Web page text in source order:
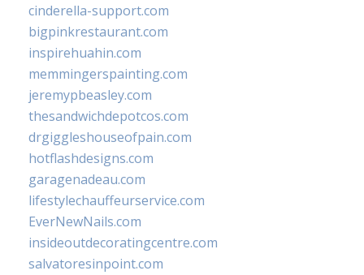
cinderella-support.com
bigpinkrestaurant.com
inspirehuahin.com
memmingerspainting.com
jeremypbeasley.com
thesandwichdepotcos.com
drgiggleshouseofpain.com
hotflashdesigns.com
garagenadeau.com
lifestylechauffeurservice.com
EverNewNails.com
insideoutdecoratingcentre.com
salvatoresinpoint.com